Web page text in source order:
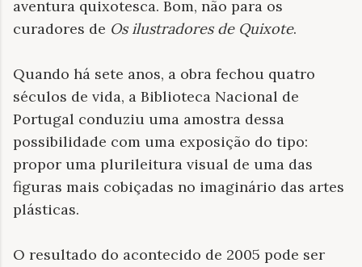
aventura quixotesca. Bom, não para os
curadores de Os ilustradores de Quixote.
Quando há sete anos, a obra fechou quatro
séculos de vida, a Biblioteca Nacional de
Portugal conduziu uma amostra dessa
possibilidade com uma exposição do tipo:
propor uma plurileitura visual de uma das
figuras mais cobiçadas no imaginário das artes
plásticas.
O resultado do acontecido de 2005 pode ser